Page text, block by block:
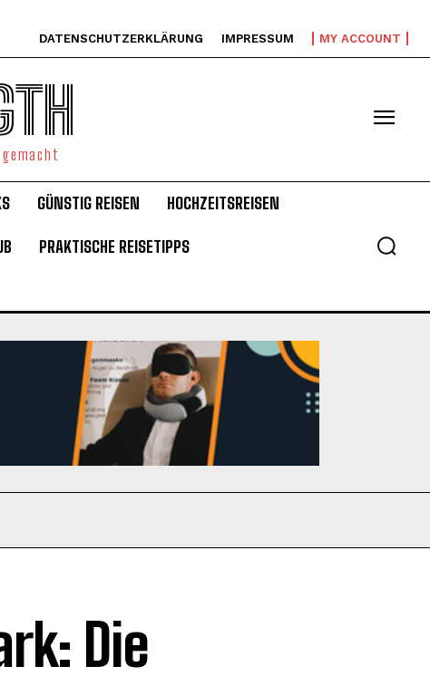
DATENSCHUTZERKLÄRUNG IMPRESSUM MY ACCOUNT
GÜNSTIG REISEN HOCHZEITSREISEN
PRAKTISCHE REISETIPPS
Die